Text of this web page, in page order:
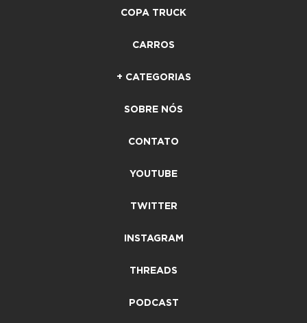
COPA TRUCK
CARROS
+ CATEGORIAS
SOBRE NÓS
CONTATO
YOUTUBE
TWITTER
INSTAGRAM
THREADS
PODCAST